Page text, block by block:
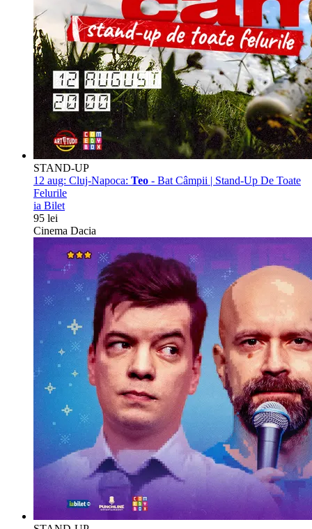
STAND-UP
12 aug: Cluj-Napoca: Teo - Bat Câmpii | Stand-Up De Toate
Felurile
ia Bilet
95 lei
Cinema Dacia